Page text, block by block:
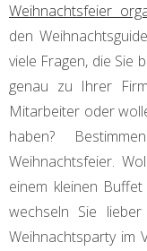
Weihnachtsfeier
den
viele Fragen, die Sie
genau zu Ihrer
Mitarbeiter oder
haben?
Weihnachtsfeier.
einem kleinen
wechseln Sie
Weihnachtsparty im